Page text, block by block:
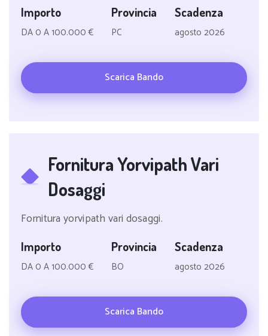
Importo
DA 0 A 100.000 €
Provincia
PC
Scadenza
agosto 2026
Scarica Bando
Fornitura Yorvipath Vari
Dosaggi
Fornitura yorvipath vari dosaggi.
Importo
DA 0 A 100.000 €
Provincia
BO
Scadenza
agosto 2026
Scarica Bando